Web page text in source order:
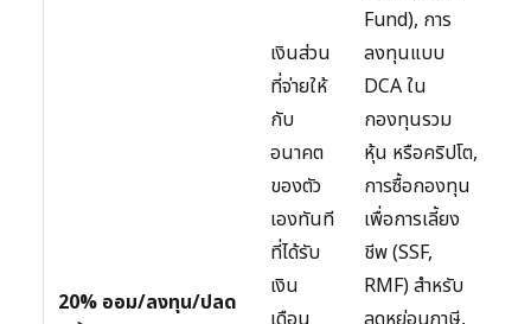
20% ออม/ลงทุน/ปลด
เงินส่วน
ที่จ่ายให้
กับ
อนาคต
ของตัว
เองทันที
ที่ได้รับ
เงิน
Fund), การ
ลงทุนแบบ
DCA ใน
กองทุนรวม
หุ้น หรือคริปโต,
การซื้อกองทุน
เพื่อการเลี้ยง
ชีพ (SSF,
RMF) สำหรับ